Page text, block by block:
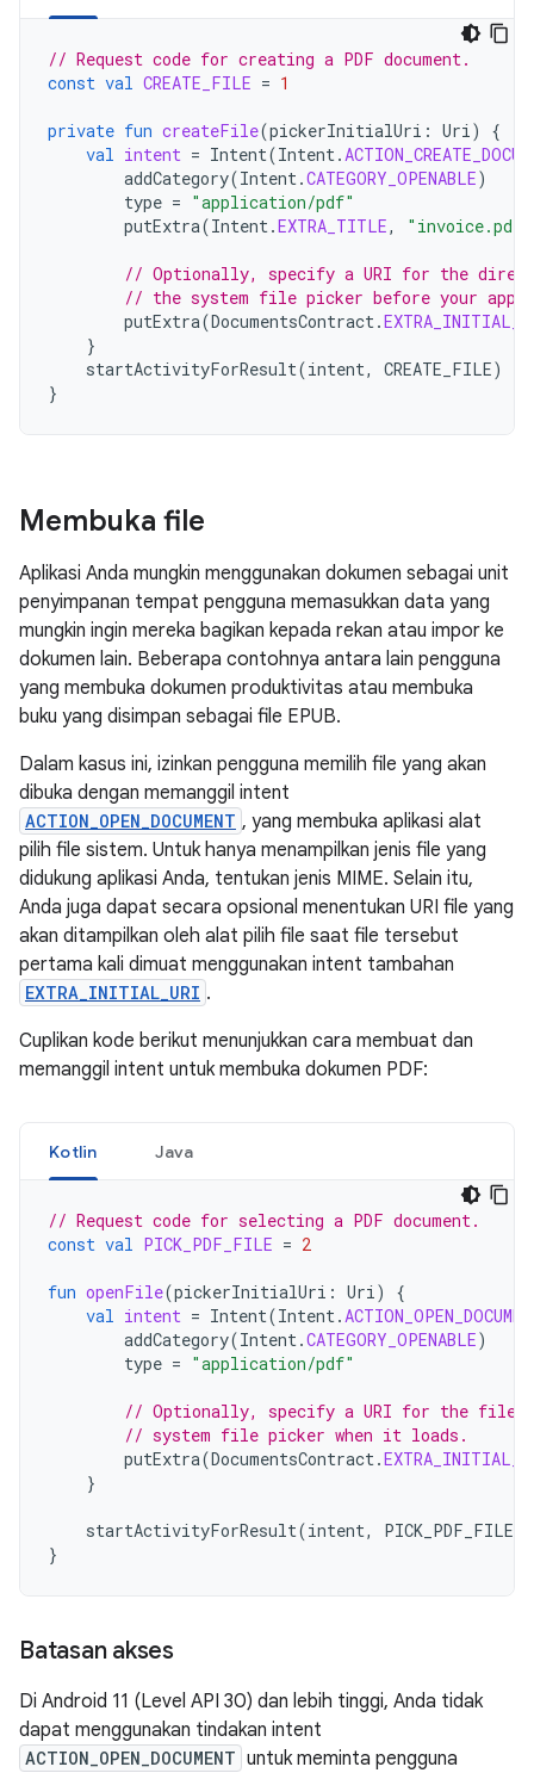
// Request code for creating a PDF document.
const val CREATE_FILE = 1
private fun createFile(pickerInitialUri : Uri)
{
val intent = Intent(Intent.
addCategory(Intent.CATEGORY_OPENABLE)
type = "application/pdf"
putExtra(Intent.EXTRA_TITLE, "invoice.pdf"
// Optionally, specify a URI for the
// the system file picker before your app
putExtra(DocumentsContract.
}
startActivityForResult(intent, CREATE_FILE)
}
Membuka file
Aplikasi Anda mungkin menggunakan dokumen sebagai unit
penyimpanan tempat pengguna memasukkan data yang
mungkin ingin mereka bagikan kepada rekan atau impor ke
dokumen lain. Beberapa contohnya antara lain pengguna
yang membuka dokumen produktivitas atau membuka
buku yang disimpan sebagai file EPUB.
Dalam kasus ini, izinkan pengguna memilih file yang akan
dibuka dengan memanggil intent
ACTION_OPEN_DOCUMENT , yang membuka aplikasi alat
pilih file sistem. Untuk hanya menampilkan jenis file yang
didukung aplikasi Anda, tentukan jenis MIME. Selain itu,
Anda juga dapat secara opsional menentukan URI file yang
akan ditampilkan oleh alat pilih file saat file tersebut
pertama kali dimuat menggunakan intent tambahan
EXTRA_INITIAL_URI .
Cuplikan kode berikut menunjukkan cara membuat dan
memanggil intent untuk membuka dokumen PDF:
Kotlin Java
// Request code for selecting a PDF document.
const val PICK_PDF_FILE = 2
fun openFile(pickerInitialUri : Uri)
{
val intent = Intent(Intent.
addCategory(Intent.CATEGORY_OPENABLE)
type = "application/pdf"
// Optionally, specify a URI for the file
// system file picker when it loads.
putExtra(DocumentsContract.
}
startActivityForResult(intent, PICK_PDF_FILE
}
Batasan akses
Di Android 11 (Level API 30) dan lebih tinggi, Anda tidak
dapat menggunakan tindakan intent
ACTION_OPEN_DOCUMENT untuk meminta pengguna